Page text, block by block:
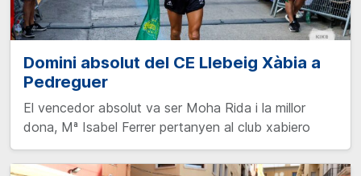
Domini absolut del CE Llebeig Xàbia a
Pedreguer
El vencedor absolut va ser Moha Rida i la millor
dona, Mª Isabel Ferrer pertanyen al club xabiero